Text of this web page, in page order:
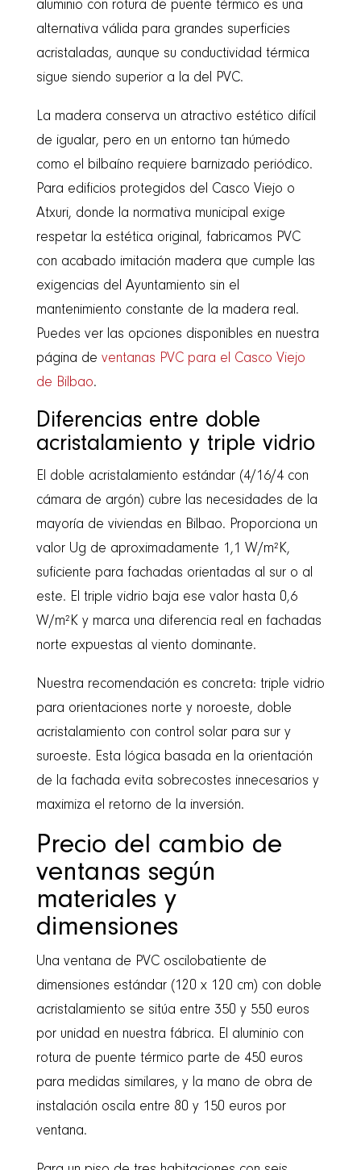
aluminio con rotura de puente térmico es una
alternativa válida para grandes superficies
acristaladas, aunque su conductividad térmica
sigue siendo superior a la del PVC.
La madera conserva un atractivo estético difícil
de igualar, pero en un entorno tan húmedo
como el bilbaíno requiere barnizado periódico.
Para edificios protegidos del Casco Viejo o
Atxuri, donde la normativa municipal exige
respetar la estética original, fabricamos PVC
con acabado imitación madera que cumple las
exigencias del Ayuntamiento sin el
mantenimiento constante de la madera real.
Puedes ver las opciones disponibles en nuestra
página de ventanas PVC para el Casco Viejo
de Bilbao.
Diferencias entre doble
acristalamiento y triple vidrio
El doble acristalamiento estándar (4/16/4 con
cámara de argón) cubre las necesidades de la
mayoría de viviendas en Bilbao. Proporciona un
valor Ug de aproximadamente 1,1 W/m²K,
suficiente para fachadas orientadas al sur o al
este. El triple vidrio baja ese valor hasta 0,6
W/m²K y marca una diferencia real en fachadas
norte expuestas al viento dominante.
Nuestra recomendación es concreta: triple vidrio
para orientaciones norte y noroeste, doble
acristalamiento con control solar para sur y
suroeste. Esta lógica basada en la orientación
de la fachada evita sobrecostes innecesarios y
maximiza el retorno de la inversión.
Precio del cambio de
ventanas según
materiales y
dimensiones
Una ventana de PVC oscilobatiente de
dimensiones estándar (120 x 120 cm) con doble
acristalamiento se sitúa entre 350 y 550 euros
por unidad en nuestra fábrica. El aluminio con
rotura de puente térmico parte de 450 euros
para medidas similares, y la mano de obra de
instalación oscila entre 80 y 150 euros por
ventana.